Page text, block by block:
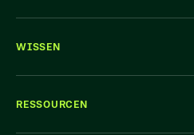
WISSEN
RESSOURCEN